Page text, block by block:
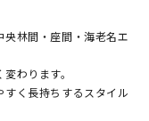
林間・座間・海老名エ
わります。
く長持ちするスタイル